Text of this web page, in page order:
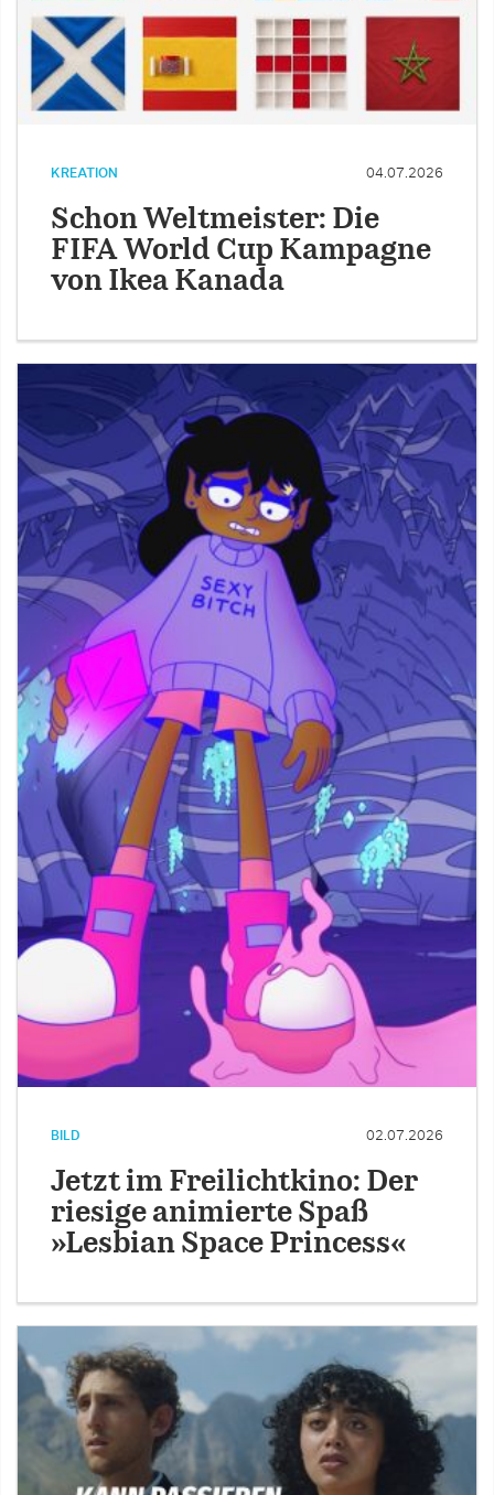
KREATION 04.07.2026
Schon Weltmeister: Die
FIFA World Cup Kampagne
von Ikea Kanada
BILD 02.07.2026
Jetzt im Freilichtkino: Der
riesige animierte Spaß
»Lesbian Space Princess«